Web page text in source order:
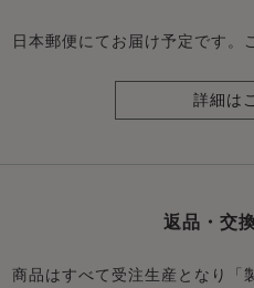
日本郵便にてお届け予定です。
詳細は
返品・交
商品はすべて受注生産となり「